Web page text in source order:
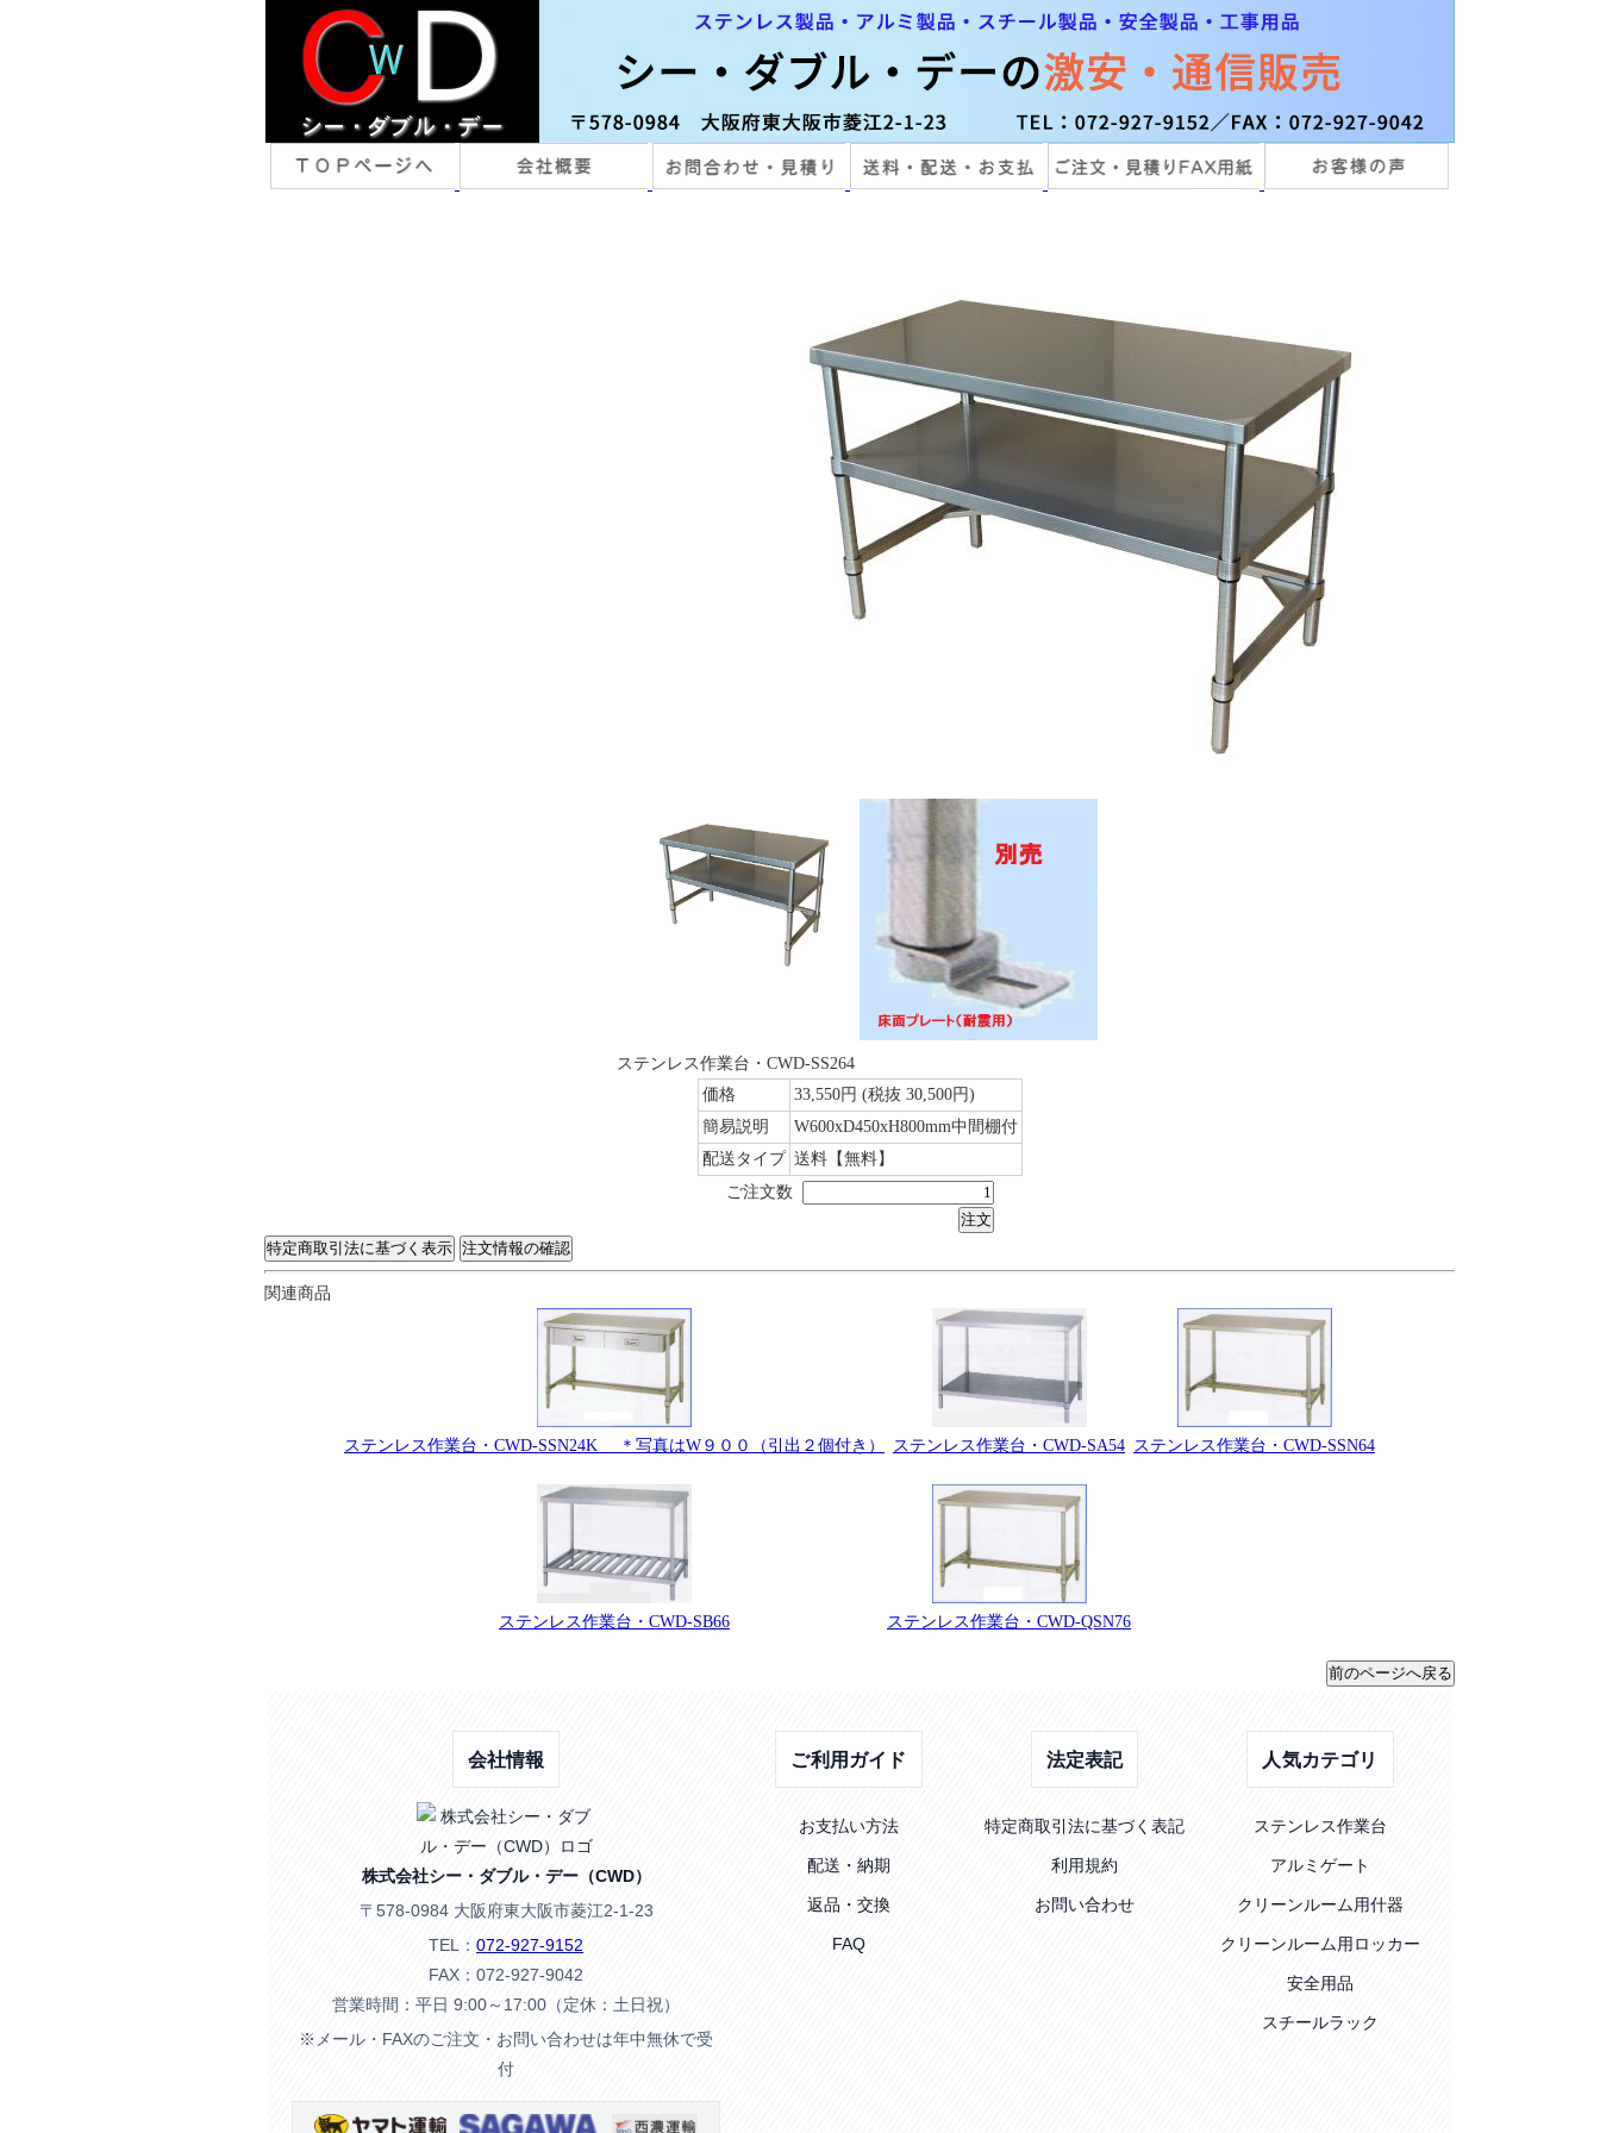
ステンレス作業台・CWD-SS264
価格
33,550円 (税抜 30,500円)
簡易説明
W600xD450xH800mm中間棚付
配送タイプ 送料【無料】
ご注文数
関連商品
ステンレス作業台・CWD-SSN24K ＊写真はW９００（引出２個付き） ステンレス作業台・CWD-SA54 ステンレス作業台・CWD-SSN64
ステンレス作業台・CWD-SB66 ステンレス作業台・CWD-QSN76
会社情報
株式会社シー・ダブル・デー（CWD）
〒578-0984 大阪府東大阪市菱江2-1-23
TEL： 072-927-9152
FAX：072-927-9042
営業時間：平日 9:00～17:00（定休：土日祝）
※メール・FAXのご注文・お問い合わせは年中無休で受
付
ご利用ガイド
お支払い方法
配送・納期
返品・交換
FAQ
法定表記
特定商取引法に基づく表記
利用規約
お問い合わせ
人気カテゴリ
ステンレス作業台
アルミゲート
クリーンルーム用什器
クリーンルーム用ロッカー
安全用品
スチールラック